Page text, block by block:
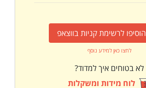
הוסיפו לרשימת קניות בווצאפ
לחצו כאן למידע נוסף
לא בטוחים איך למדוד?
לוח מידות ומשקלות